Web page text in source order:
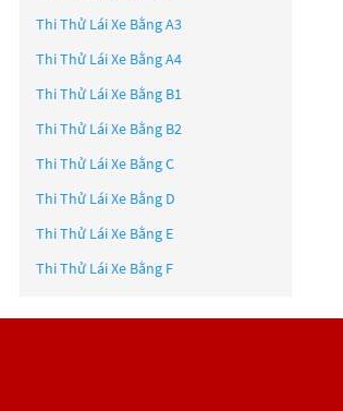
Thi Thử Lái Xe Bằng A3
Thi Thử Lái Xe Bằng A4
Thi Thử Lái Xe Bằng B1
Thi Thử Lái Xe Bằng B2
Thi Thử Lái Xe Bằng C
Thi Thử Lái Xe Bằng D
Thi Thử Lái Xe Bằng E
Thi Thử Lái Xe Bằng F